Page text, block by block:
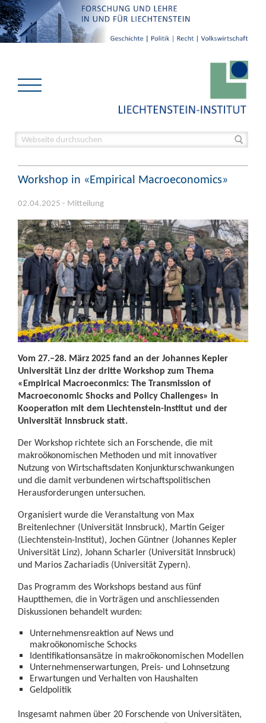
Workshop in «Empirical Macroeconomics»
02.04.2025 - Mitteilung
Vom 27.–28. März 2025 fand an der Johannes Kepler
Universität Linz der dritte Workshop zum Thema
«Empirical Macroeconmics: The Transmission of
Macroeconomic Shocks and Policy Challenges» in
Kooperation mit dem Liechtenstein-Institut und der
Universität Innsbruck statt.
Der Workshop richtete sich an Forschende, die mit
makroökonomischen Methoden und mit innovativer
Nutzung von Wirtschaftsdaten Konjunkturschwankungen
und die damit verbundenen wirtschaftspolitischen
Herausforderungen untersuchen.
Organisiert wurde die Veranstaltung von Max
Breitenlechner (Universität Innsbruck), Martin Geiger
(Liechtenstein-Institut), Jochen Güntner (Johannes Kepler
Universität Linz), Johann Scharler (Universität Innsbruck)
und Marios Zachariadis (Universität Zypern).
Das Programm des Workshops bestand aus fünf
Hauptthemen, die in Vorträgen und anschliessenden
Diskussionen behandelt wurden:
Unternehmensreaktion auf News und
makroökonomische Schocks
Identifikationsansätze in makroökonomischen Modellen
Unternehmenserwartungen, Preis- und Lohnsetzung
Erwartungen und Verhalten von Haushalten
Geldpolitik
Insgesamt nahmen über 20 Forschende von Universitäten,